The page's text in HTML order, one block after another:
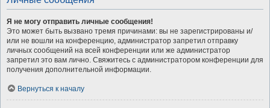
Я не могу отправить личные сообщения!
Это может быть вызвано тремя причинами: вы не зарегистрированы и/
или не вошли на конференцию, администратор запретил отправку
личных сообщений на всей конференции или же администратор
запретил это вам лично. Свяжитесь с администратором конференции для
получения дополнительной информации.
Вернуться к началу